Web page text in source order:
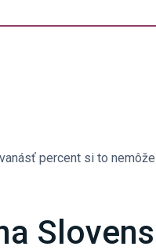
percent si to